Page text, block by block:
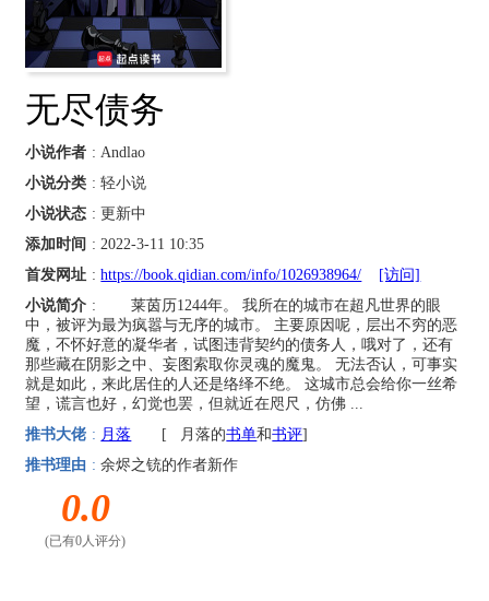
无尽债务
小说作者 : Andlao
小说分类 : 轻小说
小说状态 : 更新中
添加时间 : 2022-3-11 10:35
首发网址 :https://book.qidian.com/info/1026938964/
[访问]
小说简介 : 莱茵历1244年。 我所在的城市在超凡世界的眼
中，被评为最为疯嚣与无序的城市。 主要原因呢，层出不穷的恶
魔，不怀好意的凝华者，试图违背契约的债务人，哦对了，还有
那些藏在阴影之中、妄图索取你灵魂的魔鬼。 无法否认，可事实
就是如此，来此居住的人还是络绎不绝。 这城市总会给你一丝希
望，谎言也好，幻觉也罢，但就近在咫尺，仿佛 ...
推书大佬 : 月落 [ 月落的书单和书评]
推书理由 : 余烬之铳的作者新作
0.0
(已有0人评分)